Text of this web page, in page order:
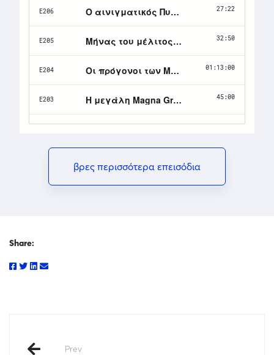
βρες περισσότερα επεισόδια
Share:
Prev